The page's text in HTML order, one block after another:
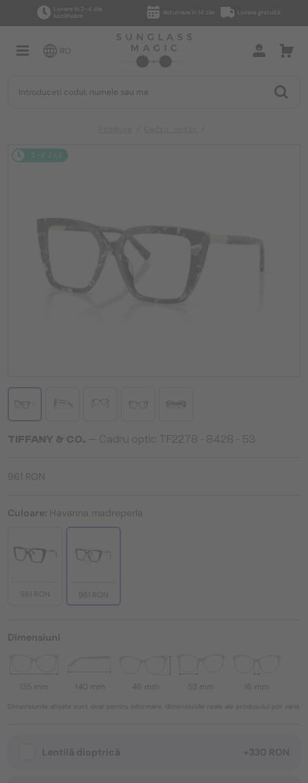
Livrare în 2–4 zile
lucrătoare
Returnare în 14 zile Livrare gratuită
RO
2-4 ZILE
TIFFANY & CO. — Cadru optic TF2278 - 8428 - 53
961 RON
Culoare: Havanna madreperla
961 RON 961 RON
Dimensiuni
135 mm 140 mm 46 mm 53 mm 16 mm
Dimensiunile afișate sunt doar pentru informare, dimensiunile reale ale produsului pot varia.
Lentilă dioptrică +330 RON